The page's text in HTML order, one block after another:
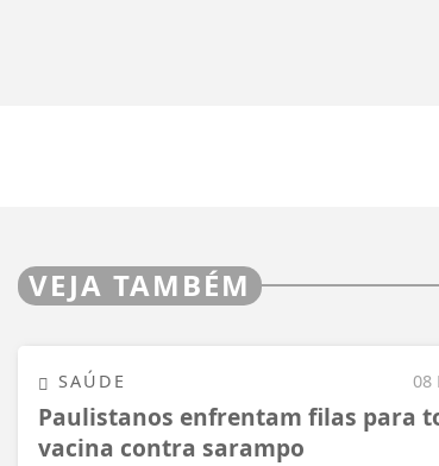
VEJA TAMBÉM
08
SAÚDE
Paulistanos enfrentam filas para
vacina contra sarampo